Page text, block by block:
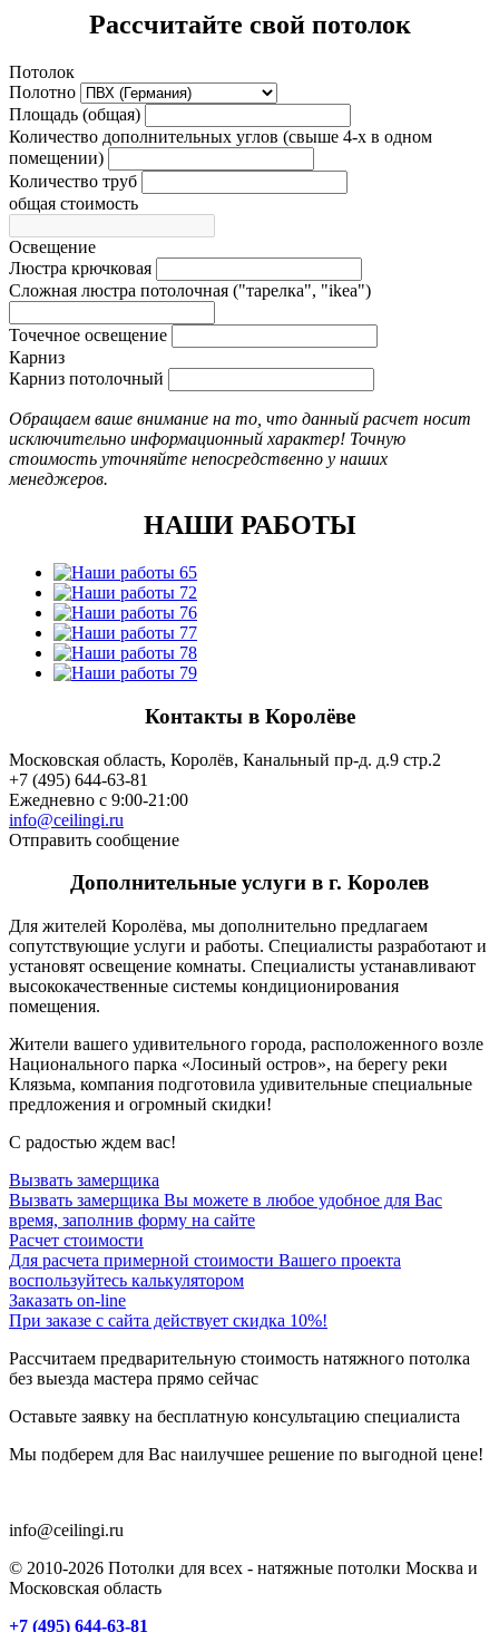
Рассчитайте свой потолок
Потолок
Полотно
Площадь (общая)
Количество дополнительных углов (свыше 4-х в одном
помещении)
Количество труб
общая стоимость
Освещение
Люстра крючковая
Сложная люстра потолочная ("тарелка", "ikea")
Точечное освещение
Карниз
Карниз потолочный
Обращаем ваше внимание на то, что данный расчет носит
исключительно информационный характер! Точную
стоимость уточняйте непосредственно у наших
менеджеров.
НАШИ РАБОТЫ
Контакты в Королёве
Московская область, Королёв, Канальный пр-д. д.9 стр.2
+7 (495) 644-63-81
Ежедневно с 9:00-21:00
info@ceilingi.ru
Отправить сообщение
Дополнительные услуги в г. Королев
Для жителей Королёва, мы дополнительно предлагаем
сопутствующие услуги и работы. Специалисты разработают и
установят освещение комнаты. Специалисты устанавливают
высококачественные системы кондиционирования
помещения.
Жители вашего удивительного города, расположенного возле
Национального парка «Лосиный остров», на берегу реки
Клязьма, компания подготовила удивительные специальные
предложения и огромный скидки!
С радостью ждем вас!
Вызвать замерщика
Вызвать замерщика Вы можете в любое удобное для Вас
время, заполнив форму на сайте
Расчет стоимости
Для расчета примерной стоимости Вашего проекта
воспользуйтесь калькулятором
Заказать on-line
При заказе с сайта действует скидка 10%!
Рассчитаем предварительную стоимость натяжного потолка
без выезда мастера прямо сейчас
Оставьте заявку на бесплатную консультацию специалиста
Мы подберем для Вас наилучшее решение по выгодной цене!
info@ceilingi.ru
© 2010-2026 Потолки для всех - натяжные потолки Москва и
Московская область
+7 (495) 644-63-81